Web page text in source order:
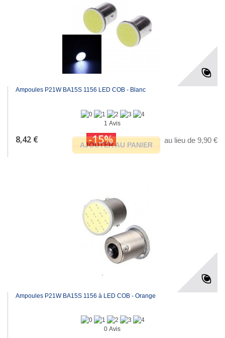
Ampoules P21W BA15S 1156 LED COB - Blanc
1 Avis
8,42 € au lieu de 9,90 €
-15%
AJOUTER AU PANIER
Ampoules P21W BA15S 1156 à LED COB - Orange
0 Avis